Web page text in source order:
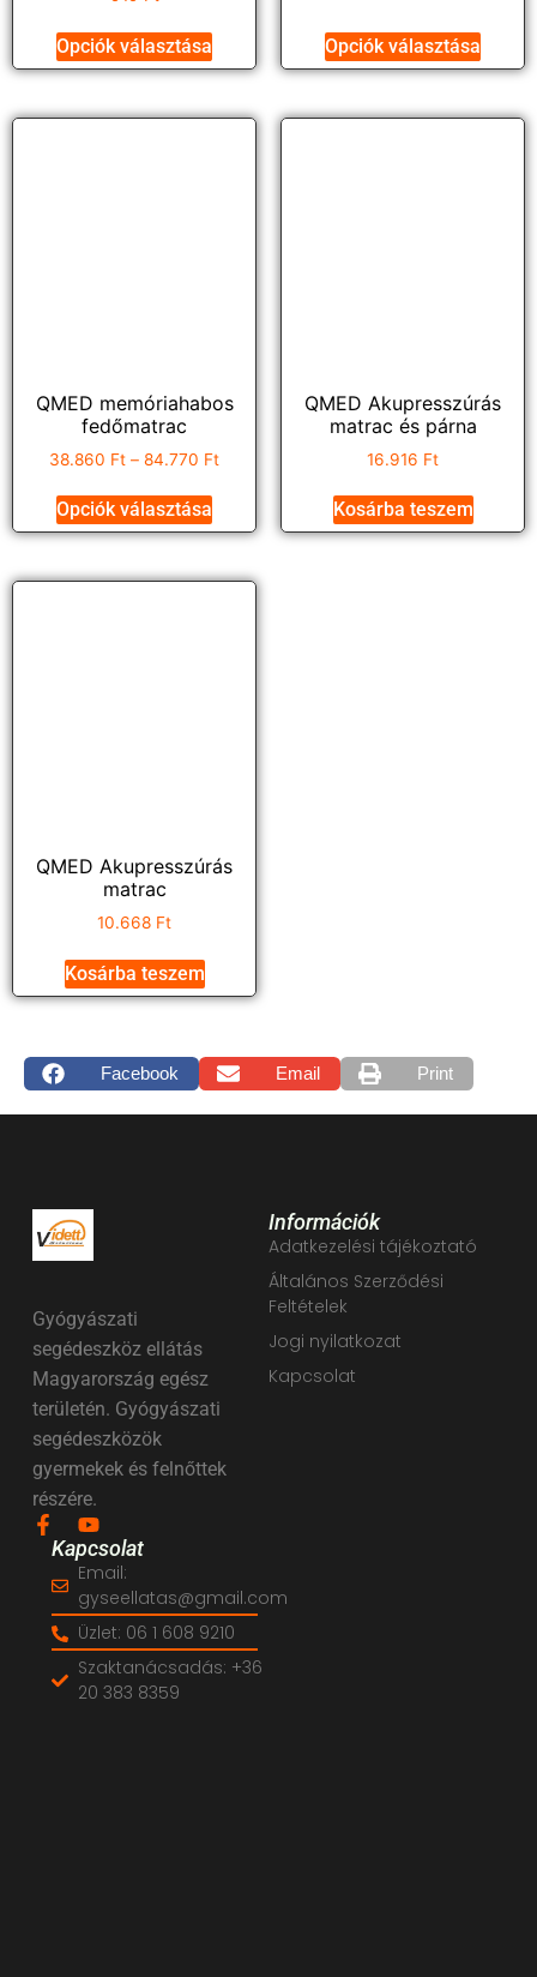
Opciók választása Opciók választása
QMED memóriahabos
fedőmatrac
38.860 Ft – 84.770 Ft
Opciók választása
QMED Akupresszúrás
matrac és párna
16.916 Ft
Kosárba teszem
QMED Akupresszúrás
matrac
10.668 Ft
Kosárba teszem
Facebook Email Print
Gyógyászati
segédeszköz ellátás
Magyarország egész
területén. Gyógyászati
segédeszközök
gyermekek és felnőttek
részére.
Információk
Adatkezelési tájékoztató
Általános Szerződési
Feltételek
Jogi nyilatkozat
Kapcsolat
Kapcsolat
Email:
gyseellatas@gmail.com
Üzlet: 06 1 608 9210
Szaktanácsadás: +36
20 383 8359